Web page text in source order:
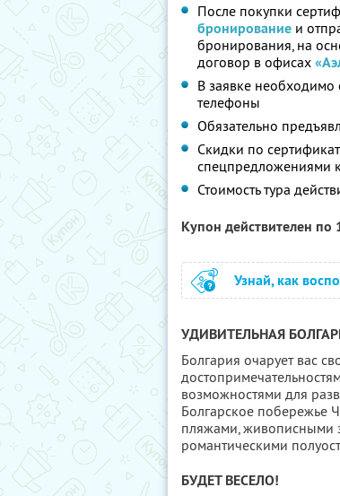
После покупки
бронирование и
бронирования, на
договор в офисах
В заявке необходимо
телефоны
Обязательно
Скидки по
спецпредложениями
Стоимость тура
Купон действителен
Узнай, как
УДИВИТЕЛЬНАЯ
Болгария очарует вас
возможностями для
Болгарское побережье
пляжами, живописными
романтическими
БУДЕТ ВЕСЕЛО!